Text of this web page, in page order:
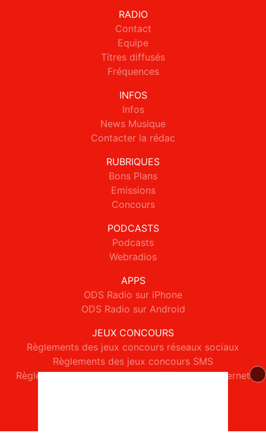
RADIO
Contact
Equipe
Titres diffusés
Fréquences
INFOS
Infos
News Musique
Contacter la rédac
RUBRIQUES
Bons Plans
Emissions
Concours
PODCASTS
Podcasts
Webradios
APPS
ODS Radio sur iPhone
ODS Radio sur Android
JEUX CONCOURS
Règlements des jeux concours réseaux sociaux
Règlements des jeux concours SMS
Règlements des jeux concours téléphone et internet